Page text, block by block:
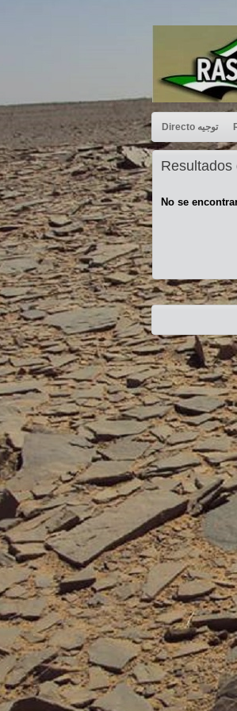
Directo توجيه
Resultados
No se